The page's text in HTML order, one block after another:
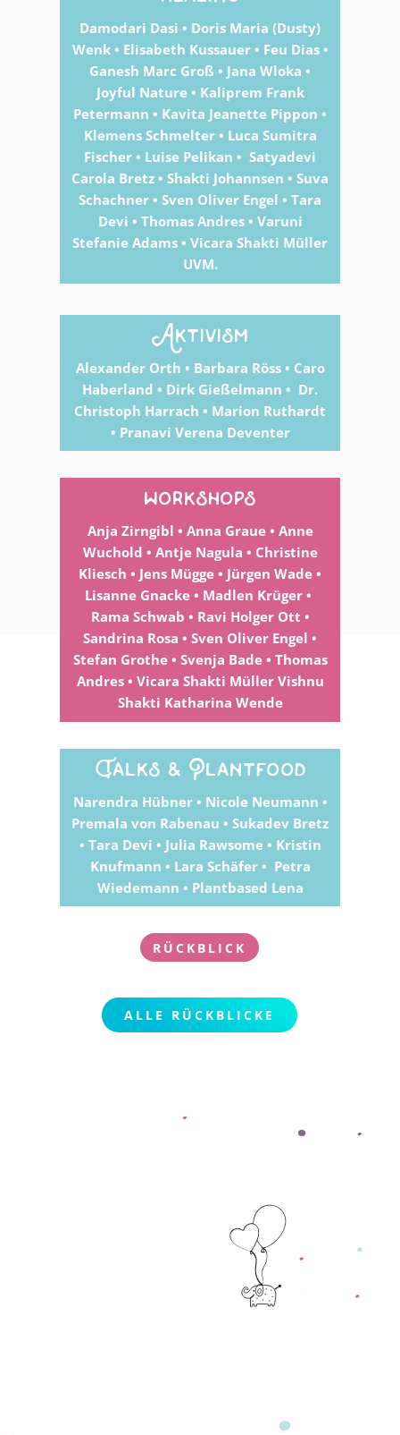
Damodari Dasi • Doris Maria (Dusty)
Wenk • Elisabeth Kussauer • Feu Dias •
Ganesh Marc Groß • Jana Wloka •
Joyful Nature • Kaliprem Frank
Petermann • Kavita Jeanette Pippon •
Klemens Schmelter • Luca Sumitra
Fischer • Luise Pelikan • Satyadevi
Carola Bretz • Shakti Johannsen • Suva
Schachner • Sven Oliver Engel • Tara
Devi • Thomas Andres • Varuni
Stefanie Adams • Vicara Shakti Müller
UVM.
Aktivism
Alexander Orth • Barbara Röss • Caro
Haberland • Dirk Gießelmann • Dr.
Christoph Harrach • Marion Ruthardt
• Pranavi Verena Deventer
workshops
Anja Zirngibl • Anna Graue • Anne
Wuchold • Antje Nagula • Christine
Kliesch • Jens Mügge • Jürgen Wade •
Lisanne Gnacke • Madlen Krüger •
Rama Schwab • Ravi Holger Ott •
Sandrina Rosa • Sven Oliver Engel •
Stefan Grothe • Svenja Bade • Thomas
Andres • Vicara Shakti Müller Vishnu
Shakti Katharina Wende
Talks & Plantfood
Narendra Hübner • Nicole Neumann •
Premala von Rabenau • Sukadev Bretz
• Tara Devi • Julia Rawsome • Kristin
Knufmann • Lara Schäfer • Petra
Wiedemann • Plantbased Lena
RÜCKBLICK
ALLE RÜCKBLICKE